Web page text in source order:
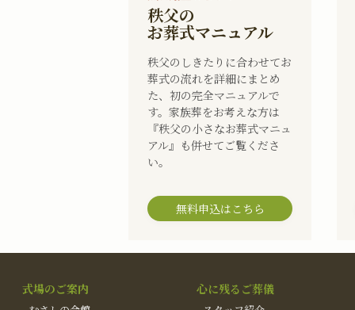
秩父の
お葬式マニュアル
秩父のしきたりに合わせてお
葬式の流れを詳細にまとめ
た、初の完全マニュアルで
す。家族葬をお考えな方は
『秩父の小さなお葬式マニュ
アル』も併せてご覧くださ
い。
無料申込はこちら
式場のご案内 心に残るご葬儀